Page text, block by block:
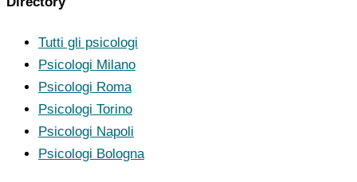
Tutti gli psicologi
Psicologi Milano
Psicologi Roma
Psicologi Torino
Psicologi Napoli
Psicologi Bologna